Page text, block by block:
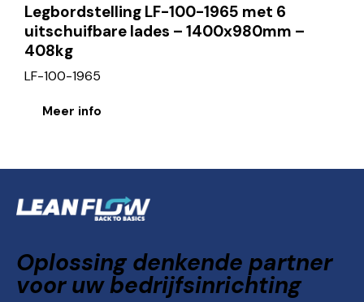
Legbordstelling LF-100-1965 met 6
uitschuifbare lades – 1400x980mm –
408kg
LF-100-1965
Meer info
Oplossing denkende partner
voor uw bedrijfsinrichting